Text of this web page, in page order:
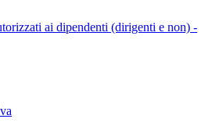
ai dipendenti (dirigenti e non) -